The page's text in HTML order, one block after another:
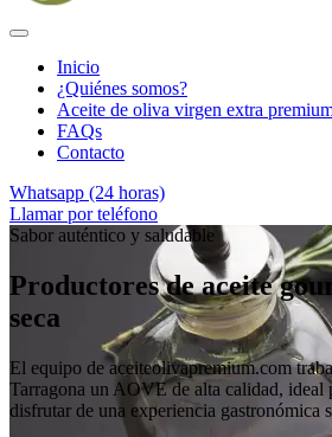
Inicio
¿Quiénes somos?
Aceite de oliva virgen extra
FAQs
Contacto
Whatsapp (24 horas)
Llamar por teléfono
Sabor auténtico y saludable
Productores de aceite
seca
El equipo de aceiteolivapremium.com
Tarragona un AOVE de alta calidad, ideal
disfrutar de una experiencia gastronómica